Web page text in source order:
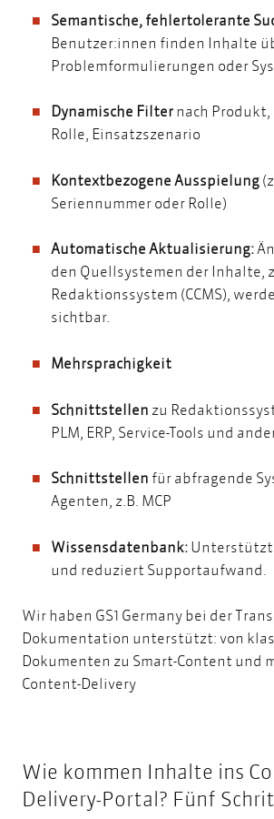
Semantische, fehlertolerante
Benutzer:innen finden Inhalte
Problemformulierungen oder
Dynamische Filternach
Rolle, Einsatzszenario
Kontextbezogene Ausspielung
Seriennummer oder Rolle)
Automatische Aktualisierung:
den Quellsystemen der Inhalte,
Redaktionssystem (CCMS),
sichtbar.
Mehrsprachigkeit
Schnittstellen zu
PLM, ERP, Service-Tools und
Schnittstellen für abfragende
Agenten, z.B. MCP
Wissensdatenbank:Unterstützt
und reduziert Supportaufwand.
Wir haben GS1 Germany bei der
Dokumentation unterstützt: von
Dokumenten zu Smart-Content und
Content-Delivery
Wie kommen Inhalte ins
Delivery-Portal? Fünf